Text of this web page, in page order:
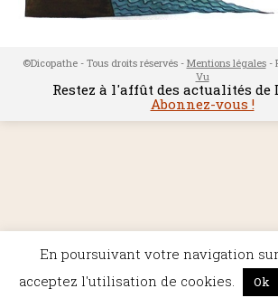
©Dicopathe - Tous droits réservés - Mentions légales-
Vu
Restez à l'affût des actualités de
Abonnez-vous !
En poursuivant votre navigation
acceptez l'utilisation de cookies.
Ok